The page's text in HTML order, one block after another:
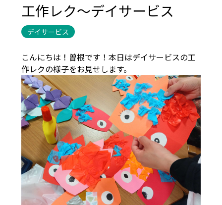
工作レク～デイサービス
デイサービス
こんにちは！曽根です！本日はデイサービスの工
作レクの様子をお見せします。